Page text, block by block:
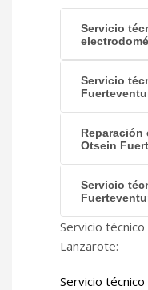
Servicio
Servicio
Reparación
Otsein
Servicio
Servicio
Lanzarote:
Servicio